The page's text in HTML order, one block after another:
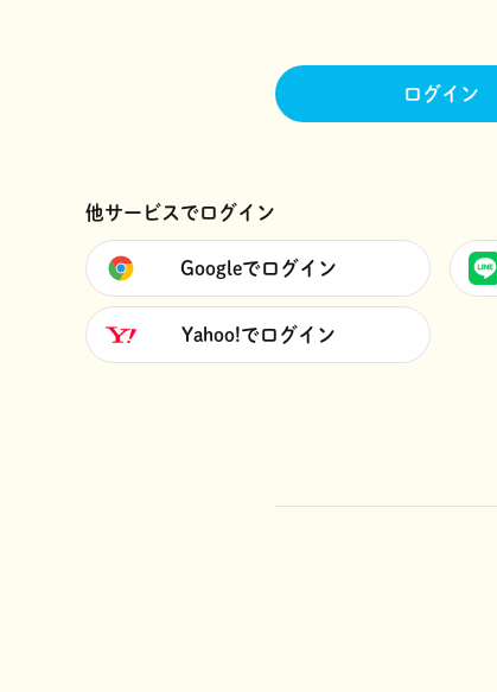
ログイン
他サービスでログイン
Googleでログイン
Yahoo!でログイン